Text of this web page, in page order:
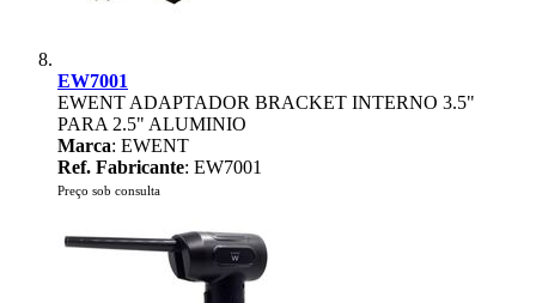
EW7001
EWENT ADAPTADOR BRACKET INTERNO 3.5"
PARA 2.5" ALUMINIO
Marca: EWENT
Ref. Fabricante: EW7001
Preço sob consulta